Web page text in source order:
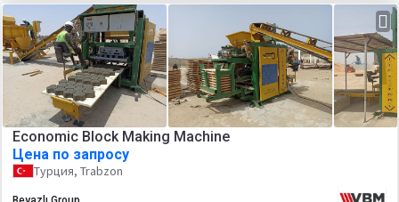
Economic Block Making Machine
Цена по запросу
Турция, Trabzon